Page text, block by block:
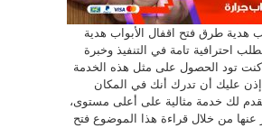
هدية طرق فتح اقفال الأبواب هدية
احترافية تامة في التنفيذ وخبرة
كنت تود الحصول على مثل هذه الخدمة
عليك أن تدرك أنك في المكان
لك خدمة مثالية على أعلى مستوى،
عنها من خلال قراءة هذا الموضوع فتح